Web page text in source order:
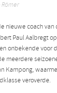
nieuwe coach van
Paul Aalbregt
onbekende voor
meerdere
Kampong,
veroverde.